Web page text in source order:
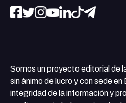
Somos un proyecto editorial de
sin ánimo de lucro y con sede
integridad de la información y